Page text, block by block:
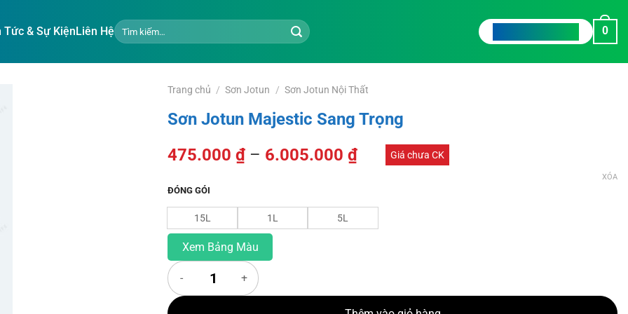
Tức & Sự KiệnLiên HệTìm
kiếm:
0
Trang chủ / Sơn Jotun / Sơn Jotun Nội Thất
Sơn Jotun Majestic Sang Trọng
475.000 ₫ – 6.005.000 ₫ Giá chưa CK
ĐÓNG GÓI
15L 1L 5L
XÓA
Xem Bảng Màu
Sơn Jotun Majestic Sang Trọng số lượng